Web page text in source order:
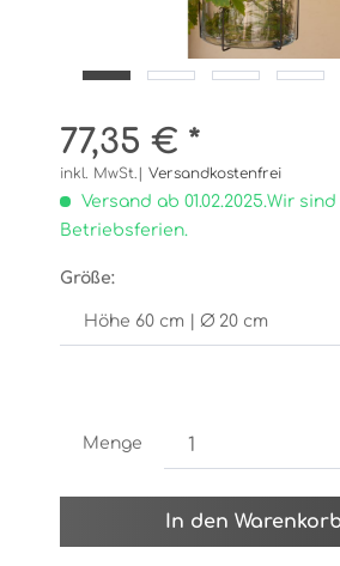
77,35 € *
inkl. MwSt.| Versandkostenfrei
Versand ab 01.02.2025.Wir
Betriebsferien.
Größe:
Menge
In den